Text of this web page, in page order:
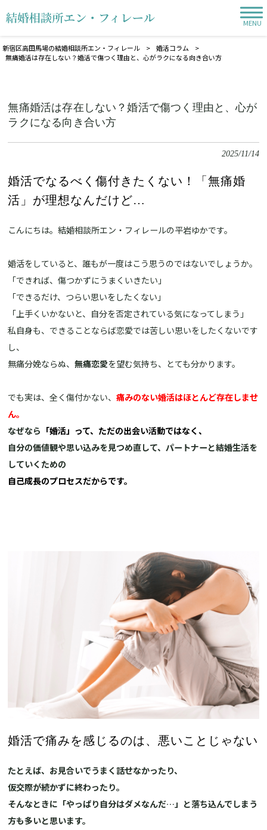
MENU
新宿区高田馬場の結婚相談所エン・フィレール > 婚活コラム
>
無痛婚活は存在しない？婚活で傷つく理由と、心がラクになる向き合い方
無痛婚活は存在しない？婚活で傷つく理由と、心が
ラクになる向き合い方
2025/11/14
婚活でなるべく傷付きたくない！「無痛婚
活」が理想なんだけど…
こんにちは。結婚相談所エン・フィレールの平岩ゆかです。
婚活をしていると、誰もが一度はこう思うのではないでしょうか。
「できれば、傷つかずにうまくいきたい」
「できるだけ、つらい思いをしたくない」
「上手くいかないと、自分を否定されている気になってしまう」
私自身も、できることならば恋愛では苦しい思いをしたくないです
し、
無痛分娩ならぬ、無痛恋愛を望む気持ち、とても分かります。
でも実は、全く傷付かない、痛みのない婚活はほとんど存在しませ
ん。
なぜなら 「婚活」って、ただの出会い活動ではなく、
自分の価値観や思い込みを見つめ直して、パートナーと結婚生活を
していくための
自己成長のプロセスだからです。
婚活で痛みを感じるのは、悪いことじゃない
たとえば、お見合いでうまく話せなかったり、
仮交際が続かずに終わったり。
そんなときに「やっぱり自分はダメなんだ…」と落ち込んでしまう
方も多いと思います。